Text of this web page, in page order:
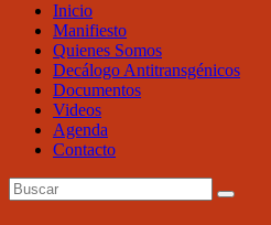
Inicio
Manifiesto
Quienes Somos
Decálogo Antitransgénicos
Documentos
Videos
Agenda
Contacto